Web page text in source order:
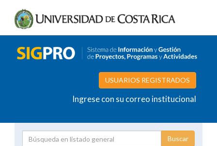
USUARIOS REGISTRADOS
Ingrese con su correo institucional